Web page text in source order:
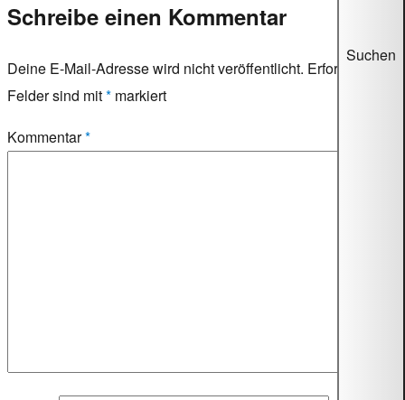
Schreibe einen Kommentar
Deine E-Mail-Adresse wird nicht veröffentlicht. Erforderliche
Felder sind mit* markiert
Kommentar*
Suchen